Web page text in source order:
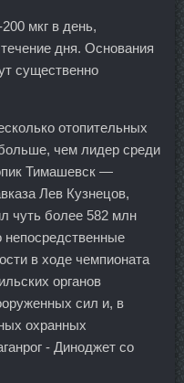
мкг в день,
дня. Основания
существенно
отопительных
чем лидер среди
Тимашевск —
Лев Кузнецов,
чуть более 582 млн
непосредственные
в ходе чемпионата
органов
сил и, в
охранных
- Диноджет со